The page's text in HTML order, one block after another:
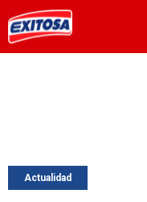
Actualidad